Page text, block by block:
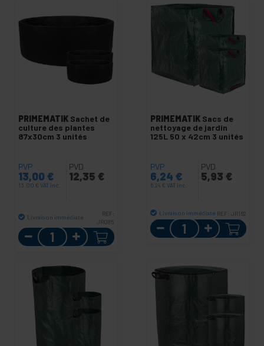
PRIMEMATIK Sachet de
culture des plantes
87x30cm 3 unités
PVP
13,00 €
13,00 € VAT inc.
PVD
12,35 €
Livraison immédiate
REF:
JR085
Quantité
PRIMEMATIK Sacs de
nettoyage de jardin
125L 50 x 42cm 3 unités
PVP
6,24 €
6,24 € VAT inc.
PVD
5,93 €
Livraison immédiate REF: JR162
Quantité